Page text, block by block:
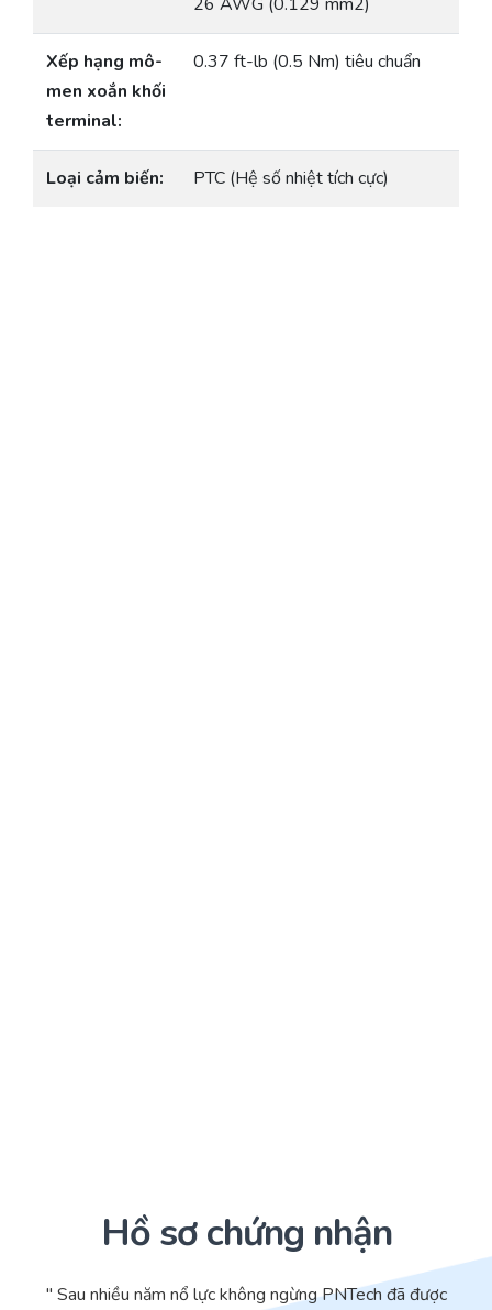
Xếp hạng mô-
men xoắn khối
terminal:
0.37 ft-lb (0.5 Nm) tiêu chuẩn
Loại cảm biến: PTC (Hệ số nhiệt tích cực)
Hồ sơ chứng nhận
" Sau nhiều năm nổ lực không ngừng PNTech đã được